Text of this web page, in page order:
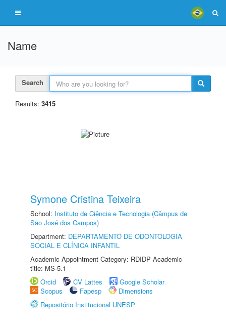
Name
Search
Results: 3415
Symone Cristina Teixeira
School: Instituto de Ciência e Tecnologia (Câmpus de
São José dos Campos)
Department: DEPARTAMENTO DE ODONTOLOGIA
SOCIAL E CLÍNICA INFANTIL
Academic Appointment Category: RDIDP Academic
title: MS-5.1
Orcid
CV Lattes
Google Scholar
Scopus
Fapesp
Dimensions
Repositório Institucional UNESP